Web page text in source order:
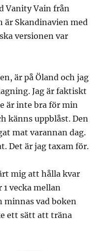
Vanity Vain från
är Skandinavien med
versionen var
är på Öland och jag
Jag är faktiskt
är inte bra för min
känns uppblåst. Den
mat varannan dag.
Det är jag taxam för.
mig att hålla kvar
vecka mellan
minnas vad boken
ett sätt att träna